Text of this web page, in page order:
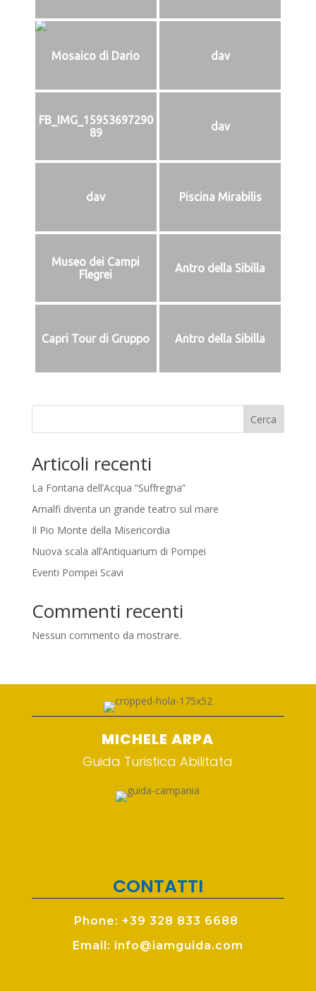
Mosaico di Dario dav
FB_IMG_15953697290
89
dav
dav Piscina Mirabilis
Museo dei Campi
Flegrei
Antro della Sibilla
Capri Tour di Gruppo Antro della Sibilla
Cerca
Articoli recenti
La Fontana dell’Acqua “Suffregna”
Amalfi diventa un grande teatro sul mare
Il Pio Monte della Misericordia
Nuova scala all’Antiquarium di Pompei
Eventi Pompei Scavi
Commenti recenti
Nessun commento da mostrare.
MICHELE ARPA
Guida Turistica Abilitata
CONTATTI
Phone: +39 328 833 6688
Email: info@iamguida.com